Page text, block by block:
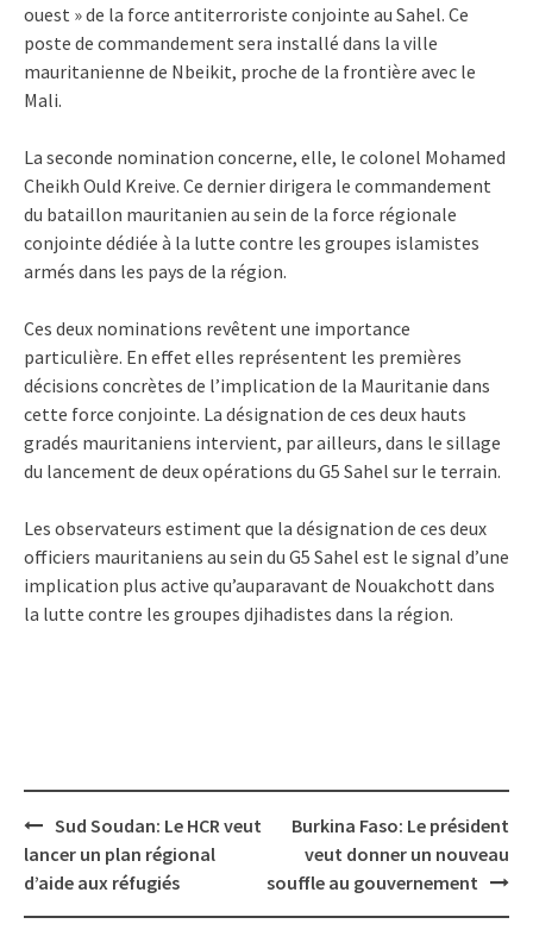
ouest » de la force antiterroriste conjointe au Sahel. Ce
poste de commandement sera installé dans la ville
mauritanienne de Nbeikit, proche de la frontière avec le
Mali.
La seconde nomination concerne, elle, le colonel Mohamed
Cheikh Ould Kreive. Ce dernier dirigera le commandement
du bataillon mauritanien au sein de la force régionale
conjointe dédiée à la lutte contre les groupes islamistes
armés dans les pays de la région.
Ces deux nominations revêtent une importance
particulière. En effet elles représentent les premières
décisions concrètes de l’implication de la Mauritanie dans
cette force conjointe. La désignation de ces deux hauts
gradés mauritaniens intervient, par ailleurs, dans le sillage
du lancement de deux opérations du G5 Sahel sur le terrain.
Les observateurs estiment que la désignation de ces deux
officiers mauritaniens au sein du G5 Sahel est le signal d’une
implication plus active qu’auparavant de Nouakchott dans
la lutte contre les groupes djihadistes dans la région.
Post
navigation
Sud Soudan: Le HCR veut
lancer un plan régional
d’aide aux réfugiés
Burkina Faso: Le président
veut donner un nouveau
souffle au gouvernement